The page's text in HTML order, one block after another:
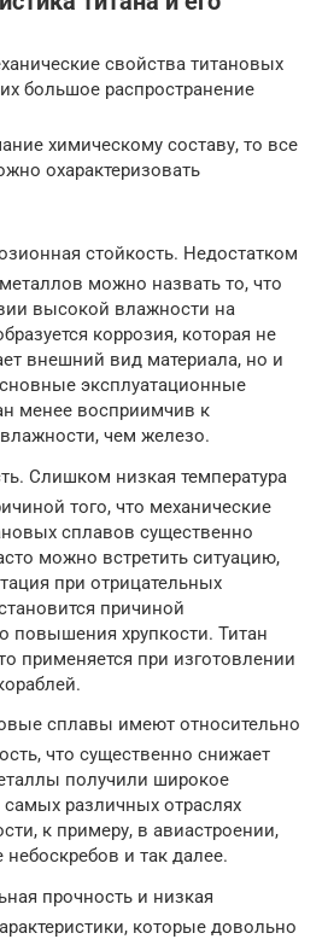
свойства титановых
большое распространение
химическому составу, то все
охарактеризовать
стойкость. Недостатком
можно назвать то, что
высокой влажности на
коррозия, которая не
внешний вид материала, но и
эксплуатационные
менее восприимчив к
чем железо.
Слишком низкая температура
того, что механические
сплавов существенно
можно встретить ситуацию,
при отрицательных
причиной
повышения хрупкости. Титан
применяется при изготовлении
сплавы имеют относительно
что существенно снижает
получили широкое
различных отраслях
к примеру, в авиастроении,
небоскребов и так далее.
прочность и низкая
которые довольно